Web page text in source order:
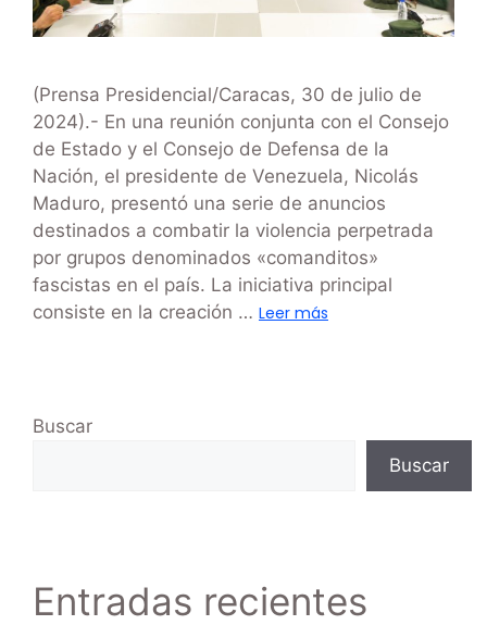
(Prensa Presidencial/Caracas, 30 de julio de
2024).- En una reunión conjunta con el Consejo
de Estado y el Consejo de Defensa de la
Nación, el presidente de Venezuela, Nicolás
Maduro, presentó una serie de anuncios
destinados a combatir la violencia perpetrada
por grupos denominados «comanditos»
fascistas en el país. La iniciativa principal
consiste en la creación … Leer más
Buscar
Buscar
Entradas recientes